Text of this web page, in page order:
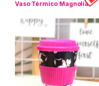
Vaso Térmico Magnolia